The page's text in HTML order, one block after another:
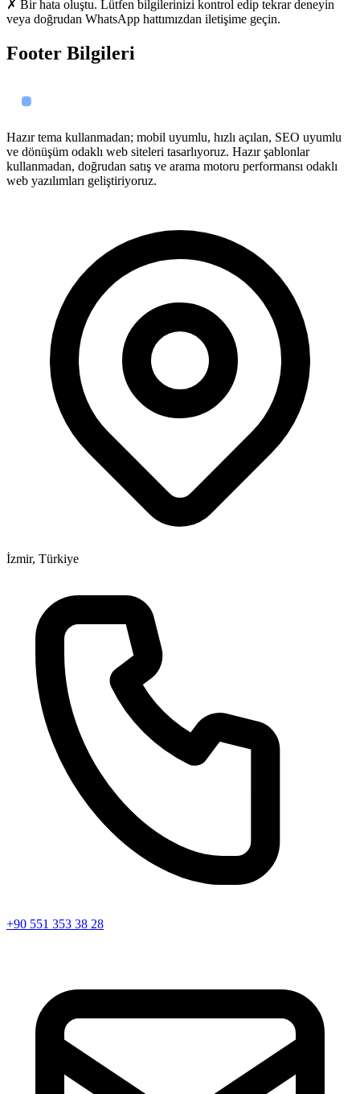
✗ Bir hata oluştu. Lütfen bilgilerinizi kontrol edip tekrar deneyin
veya doğrudan WhatsApp hattımızdan iletişime geçin.
Footer Bilgileri
Hazır tema kullanmadan; mobil uyumlu, hızlı açılan, SEO uyumlu
ve dönüşüm odaklı web siteleri tasarlıyoruz. Hazır şablonlar
kullanmadan, doğrudan satış ve arama motoru performansı odaklı
web yazılımları geliştiriyoruz.
İzmir, Türkiye
+90 551 353 38 28